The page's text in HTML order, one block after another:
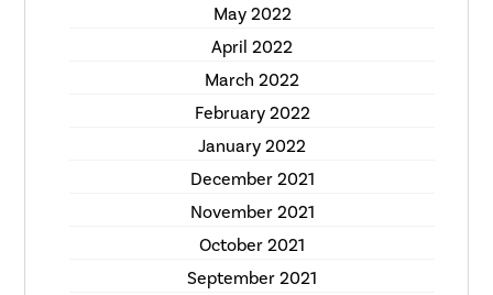
May 2022
April 2022
March 2022
February 2022
January 2022
December 2021
November 2021
October 2021
September 2021